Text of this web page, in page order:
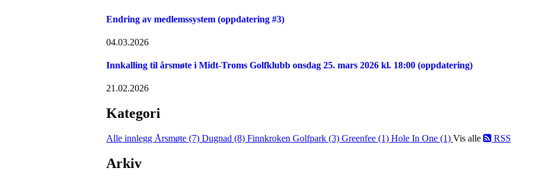
Endring av medlemssystem (oppdatering #3)
04.03.2026
Innkalling til årsmøte i Midt-Troms Golfklubb onsdag 25. mars 2026 kl. 18:00 (oppdatering)
21.02.2026
Kategori
Alle innlegg Årsmøte (7) Dugnad (8) Finnkroken Golfpark (3) Greenfee (1) Hole In One (1) Vis alle RSS
Arkiv